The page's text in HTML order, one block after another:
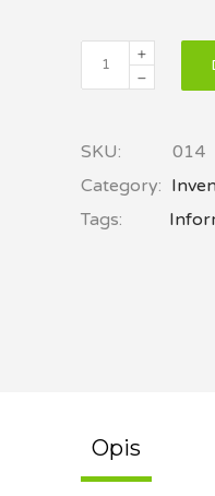
SKU:
014
Category:
Tags:
Opis